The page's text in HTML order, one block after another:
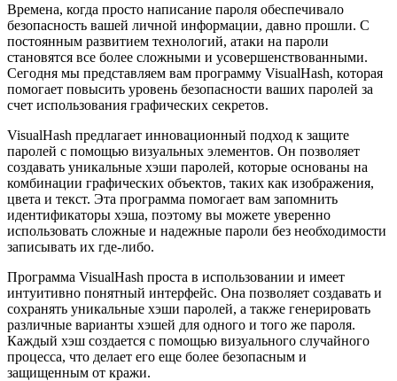
Времена, когда просто написание пароля обеспечивало
безопасность вашей личной информации, давно прошли. С
постоянным развитием технологий, атаки на пароли
становятся все более сложными и усовершенствованными.
Сегодня мы представляем вам программу VisualHash, которая
помогает повысить уровень безопасности ваших паролей за
счет использования графических секретов.
VisualHash предлагает инновационный подход к защите
паролей с помощью визуальных элементов. Он позволяет
создавать уникальные хэши паролей, которые основаны на
комбинации графических объектов, таких как изображения,
цвета и текст. Эта программа помогает вам запомнить
идентификаторы хэша, поэтому вы можете уверенно
использовать сложные и надежные пароли без необходимости
записывать их где-либо.
Программа VisualHash проста в использовании и имеет
интуитивно понятный интерфейс. Она позволяет создавать и
сохранять уникальные хэши паролей, а также генерировать
различные варианты хэшей для одного и того же пароля.
Каждый хэш создается с помощью визуального случайного
процесса, что делает его еще более безопасным и
защищенным от кражи.